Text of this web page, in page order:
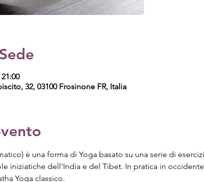
32, 03100 Frosinone FR, Italia
è una forma di Yoga basato su una serie di
iniziatiche dell'India e del Tibet. In pratica in
Yoga classico.